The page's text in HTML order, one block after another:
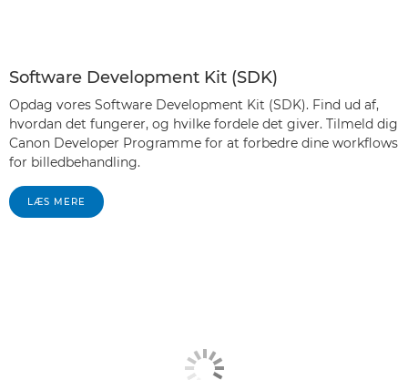
Software Development Kit (SDK)
Opdag vores Software Development Kit (SDK). Find ud af,
hvordan det fungerer, og hvilke fordele det giver. Tilmeld dig
Canon Developer Programme for at forbedre dine workflows
for billedbehandling.
LÆS MERE